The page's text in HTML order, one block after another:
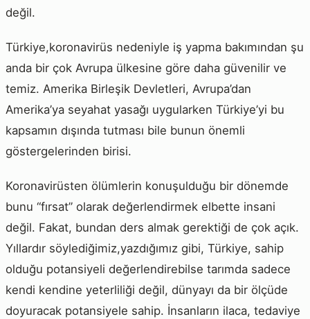
değil.
Türkiye,koronavirüs nedeniyle iş yapma bakımından şu
anda bir çok Avrupa ülkesine göre daha güvenilir ve
temiz. Amerika Birleşik Devletleri, Avrupa’dan
Amerika’ya seyahat yasağı uygularken Türkiye’yi bu
kapsamın dışında tutması bile bunun önemli
göstergelerinden birisi.
Koronavirüsten ölümlerin konuşulduğu bir dönemde
bunu “fırsat” olarak değerlendirmek elbette insani
değil. Fakat, bundan ders almak gerektiği de çok açık.
Yıllardır söylediğimiz,yazdığımız gibi, Türkiye, sahip
olduğu potansiyeli değerlendirebilse tarımda sadece
kendi kendine yeterliliği değil, dünyayı da bir ölçüde
doyuracak potansiyele sahip. İnsanların ilaca, tedaviye